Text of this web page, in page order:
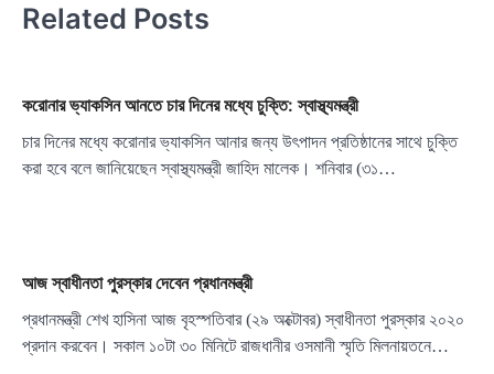
Related Posts
করোনার ভ্যাকসিন আনতে চার দিনের মধ্যে চুক্তি: স্বাস্থ্যমন্ত্রী
চার দিনের মধ্যে করোনার ভ্যাকসিন আনার জন্য উৎপাদন প্রতিষ্ঠানের সাথে চুক্তি
করা হবে বলে জানিয়েছেন স্বাস্থ্যমন্ত্রী জাহিদ মালেক। শনিবার (৩১…
আজ স্বাধীনতা পুরস্কার দেবেন প্রধানমন্ত্রী
প্রধানমন্ত্রী শেখ হাসিনা আজ বৃহস্পতিবার (২৯ অক্টোবর) স্বাধীনতা পুরস্কার ২০২০
প্রদান করবেন। সকাল ১০টা ৩০ মিনিটে রাজধানীর ওসমানী স্মৃতি মিলনায়তনে…